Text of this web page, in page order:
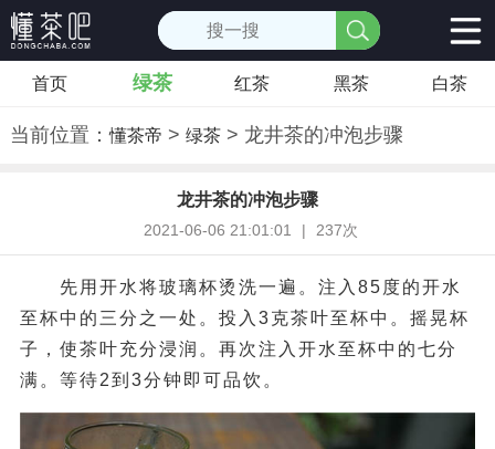
首页 绿茶 红茶 黑茶 白茶
当前位置：懂茶帝 > 绿茶> 龙井茶的冲泡步骤
龙井茶的冲泡步骤
2021-06-06 21:01:01 | 237次
先用开水将玻璃杯烫洗一遍。注入85度的开水
至杯中的三分之一处。投入3克茶叶至杯中。摇晃杯
子，使茶叶充分浸润。再次注入开水至杯中的七分
满。等待2到3分钟即可品饮。